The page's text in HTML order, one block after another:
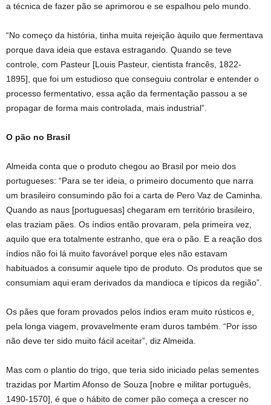
a técnica de fazer pão se aprimorou e se espalhou pelo mundo.
“No começo da história, tinha muita rejeição àquilo que fermentava
porque dava ideia que estava estragando. Quando se teve
controle, com Pasteur [Louis Pasteur, cientista francês, 1822-
1895], que foi um estudioso que conseguiu controlar e entender o
processo fermentativo, essa ação da fermentação passou a se
propagar de forma mais controlada, mais industrial”.
O pão no Brasil
Almeida conta que o produto chegou ao Brasil por meio dos
portugueses: “Para se ter ideia, o primeiro documento que narra
um brasileiro consumindo pão foi a carta de Pero Vaz de Caminha.
Quando as naus [portuguesas] chegaram em território brasileiro,
elas traziam pães. Os índios então provaram, pela primeira vez,
aquilo que era totalmente estranho, que era o pão. E a reação dos
índios não foi lá muito favorável porque eles não estavam
habituados a consumir aquele tipo de produto. Os produtos que se
consumiam aqui eram derivados da mandioca e típicos da região”.
Os pães que foram provados pelos índios eram muito rústicos e,
pela longa viagem, provavelmente eram duros também. “Por isso
não deve ter sido muito fácil aceitar”, diz Almeida.
Mas com o plantio do trigo, que teria sido iniciado pelas sementes
trazidas por Martim Afonso de Souza [nobre e militar português,
1490-1570], é que o hábito de comer pão começa a crescer no